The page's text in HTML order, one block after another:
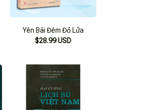
Yên Bái Đêm Đỏ Lửa
$28.99 USD